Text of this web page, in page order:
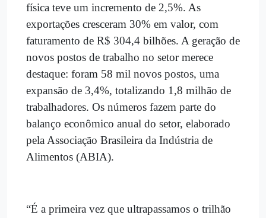
física teve um incremento de 2,5%. As
exportações cresceram 30% em valor, com
faturamento de R$ 304,4 bilhões. A geração de
novos postos de trabalho no setor merece
destaque: foram 58 mil novos postos, uma
expansão de 3,4%, totalizando 1,8 milhão de
trabalhadores. Os números fazem parte do
balanço econômico anual do setor, elaborado
pela Associação Brasileira da Indústria de
Alimentos (ABIA).
“É a primeira vez que ultrapassamos o trilhão